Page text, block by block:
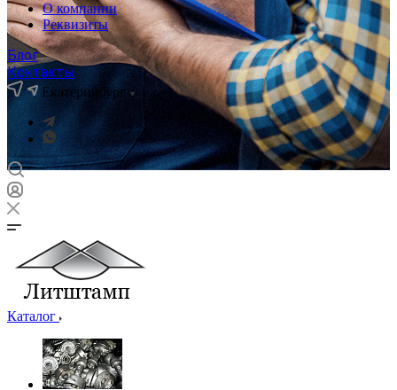
О компании
Реквизиты
Блог
Контакты
Екатеринбург
Каталог